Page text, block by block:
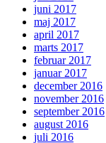
juni 2017
maj 2017
april 2017
marts 2017
februar 2017
januar 2017
december 2016
november 2016
september 2016
august 2016
juli 2016